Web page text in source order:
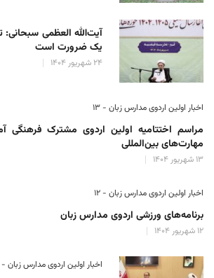
آیت‌الله العظمی
یک ضرورت است
۲۴ شهریور ۱۴۰۴
اخبار اولین اردوی مدارس زبان - ۱۳
مراسم اختتامیه اولین اردوی مشترک فرهنگی
مهارت‌های بین‌المللی
۱۳ شهریور ۱۴۰۴
اخبار اولین اردوی مدارس زبان - ۱۲
برنامه‌های ورزشی اردوی مدارس زبان
۱۲ شهریور ۱۴۰۴
اخبار اولین اردوی مدارس زبان - ۱۱